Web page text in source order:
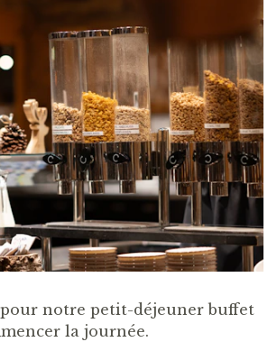
notre petit-déjeuner buffet
la journée.